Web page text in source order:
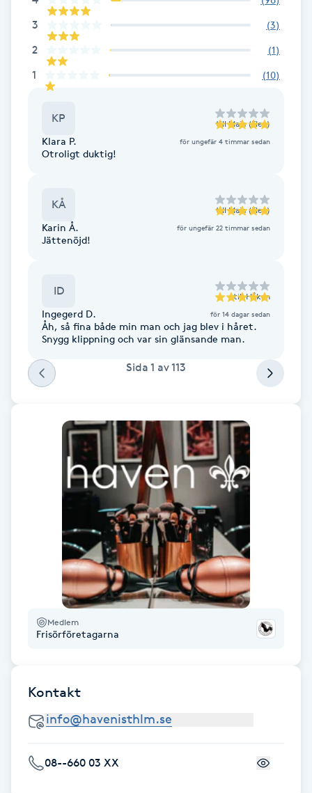
Fransk manikyr
Fransrengöring
Frekvensterapi
Funktionsanalys
Färgning
Föning
Gel naglar
Gelenaglar
Gellack med förstärkning
Gravidmassage
Gravidyoga
Gruppträning
3 (3)
2 (1)
1 (10)
KP till Maja (Elev)
Klara P. för ungefär 4 timmar sedan
Otroligt duktig!
KÅ till Maja (Elev)
Karin Å. för ungefär 22 timmar sedan
Jättenöjd!
ID till Håkan
Ingegerd D. för 14 dagar sedan
Åh, så fina både min man och jag blev i håret.
Snygg klippning och var sin glänsande man.
Sida 1 av113
Medlem
Frisörföretagarna
Kontakt
08--660 03 XX